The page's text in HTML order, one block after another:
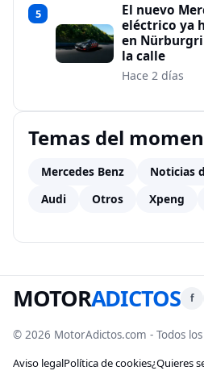
5
El nuevo
eléctrico ya
en
la calle
Hace 2 días
Temas del
Mercedes Benz Noticias
Audi
Otros Xpeng
MOTORADICTOS f
© 2026 MotorAdictos.com - Todos
Aviso legalPolítica de cookies¿Quieres